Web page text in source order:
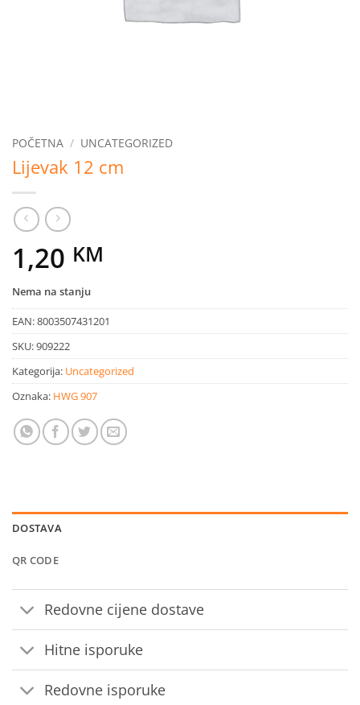
POČETNA / UNCATEGORIZED
Lijevak 12 cm
1,20 KM
Nema na stanju
EAN:8003507431201
SKU:909222
Kategorija: Uncategorized
Oznaka: HWG 907
DOSTAVA
QR CODE
Redovne cijene dostave
Hitne isporuke
Redovne isporuke